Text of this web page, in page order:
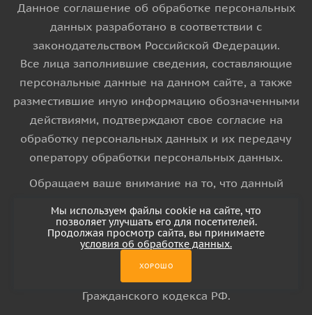
Данное соглашение об обработке персональных
данных разработано в соответствии с
законодательством Российской Федерации.
Все лица заполнившие сведения, составляющие
персональные данные на данном сайте, а также
разместившие иную информацию обозначенными
действиями, подтверждают свое согласие на
обработку персональных данных и их передачу
оператору обработки персональных данных.
Обращаем ваше внимание на то, что данный
информационный характер и ни при каких
условиях информационные материалы и цены,
Гражданского кодекса РФ.
Мы используем файлы cookie на сайте, что
позволяет улучшать его для посетителей.
Продолжая просмотр сайта, вы принимаете
условия об обработке данных.
ХОРОШО